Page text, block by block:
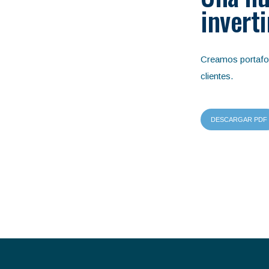
Creamos
clientes.
DESCARGAR PDF